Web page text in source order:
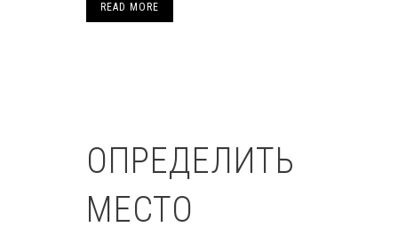
READ MORE
ОПРЕДЕЛИТЬ
МЕСТО